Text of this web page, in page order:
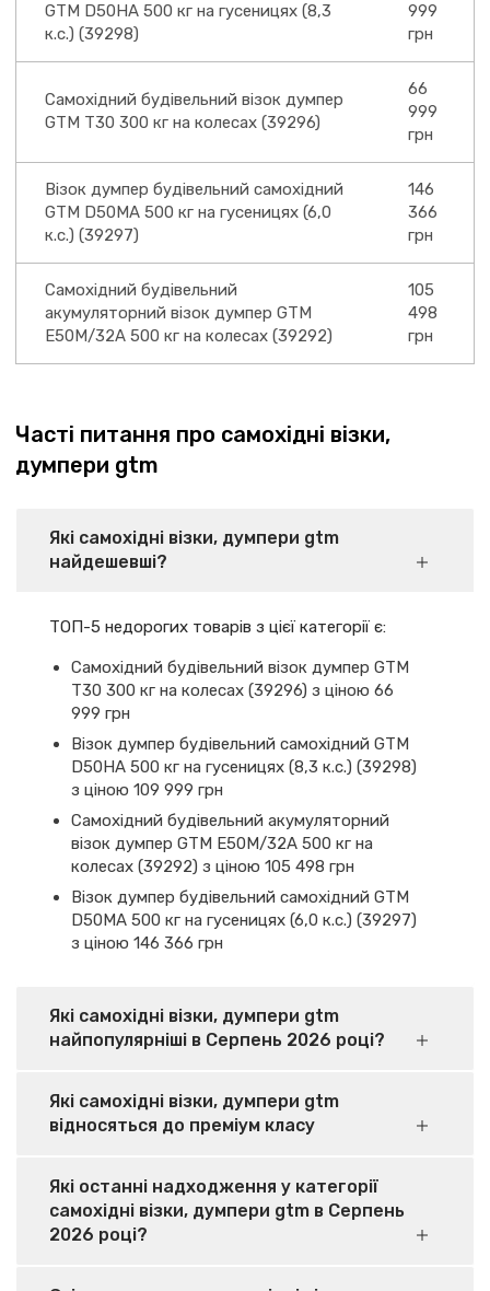
GTM D50HA 500 кг на гусеницях (8,3
к.с.) (39298)
999
грн
Самохідний будівельний візок думпер
GTM T30 300 кг на колесах (39296)
66
999
грн
Візок думпер будівельний самохідний
GTM D50MA 500 кг на гусеницях (6,0
к.с.) (39297)
146
366
грн
Самохідний будівельний
акумуляторний візок думпер GTM
E50M/32A 500 кг на колесах (39292)
105
498
грн
Часті питання про самохідні візки,
думпери gtm
Які самохідні візки, думпери gtm
найдешевші?
ТОП-5 недорогих товарів з цієї категорії є:
Самохідний будівельний візок думпер GTM
T30 300 кг на колесах (39296) з ціною 66
999 грн
Візок думпер будівельний самохідний GTM
D50HA 500 кг на гусеницях (8,3 к.с.) (39298)
з ціною 109 999 грн
Самохідний будівельний акумуляторний
візок думпер GTM E50M/32A 500 кг на
колесах (39292) з ціною 105 498 грн
Візок думпер будівельний самохідний GTM
D50MA 500 кг на гусеницях (6,0 к.с.) (39297)
з ціною 146 366 грн
Які самохідні візки, думпери gtm
найпопулярніші в Серпень 2026 році?
Які самохідні візки, думпери gtm
відносяться до преміум класу
Які останні надходження у категорії
самохідні візки, думпери gtm в Серпень
2026 році?